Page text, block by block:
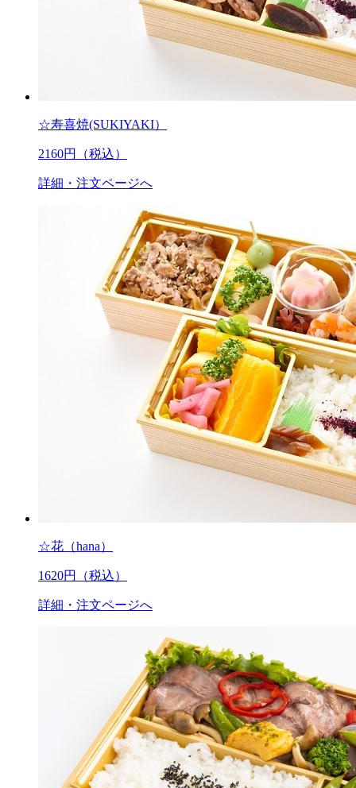
☆寿喜焼(SUKIYAKI）
2160円（税込）
詳細・注文ページへ
☆花（hana）
1620円（税込）
詳細・注文ページへ